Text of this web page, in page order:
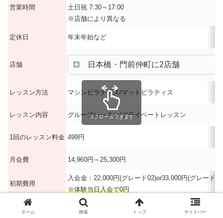
営業時間
土日祝 7:30～17:00
※店舗により異なる
定休日 年末年始など
店舗 日本橋・門前仲町に2店舗
レッスン方法 マシンピラティス/マットピラティス
レッスン内容 グループレッスン/プライベートレッスン
1回のレッスン料金 499円
月会費 14,960円～25,300円
初期費用
入会金：22,000円(グレード02)or33,000円(グレード
※体験当日入会で0円
体験レッスン あり(マットグループ1,000円、マシングループ
スクロールできます
ホーム 検索 トップ サイドバー